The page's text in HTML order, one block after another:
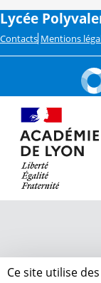
Lycée
Contacts Mentions
Ce site utilise